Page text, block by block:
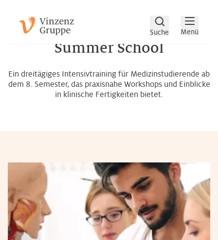
Zum Hauptinhalt
Zum Footer
Suche Menü
Summer School
Ein dreitägiges Intensivtraining für Medizinstudierende ab
dem 8. Semester, das praxisnahe Workshops und Einblicke
in klinische Fertigkeiten bietet.